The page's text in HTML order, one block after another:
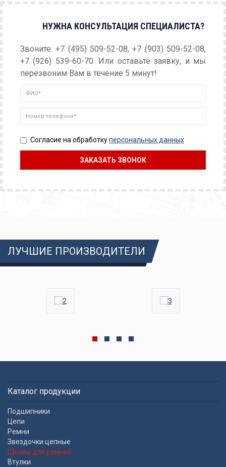
НУЖНА КОНСУЛЬТАЦИЯ СПЕЦИАЛИСТА?
Звоните: +7 (495) 509-52-08, +7 (903) 509-52-08,
+7 (926) 539-60-70. Или оставьте заявку, и мы
перезвоним Вам в течение 5 минут!
Согласие на обработкуперсональных данных
ЛУЧШИЕ ПРОИЗВОДИТЕЛИ
Каталог продукции
Подшипники
Цепи
Ремни
Звездочки цепные
Шкивы для ремней
Втулки